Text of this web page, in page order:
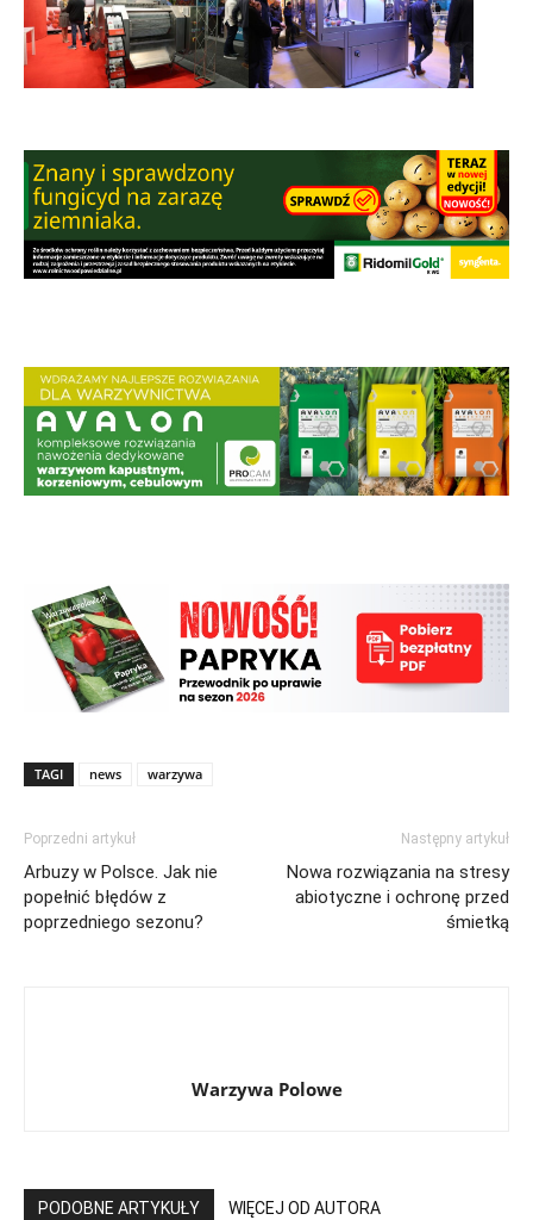
TAGI news warzywa
Poprzedni artykuł
Arbuzy w Polsce. Jak nie
popełnić błędów z
poprzedniego sezonu?
Następny artykuł
Nowa rozwiązania na stresy
abiotyczne i ochronę przed
śmietką
Warzywa Polowe
PODOBNE ARTYKUŁY WIĘCEJ OD AUTORA